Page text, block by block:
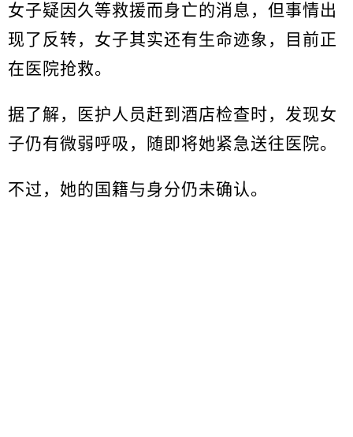
女子疑因久等救援而身亡的消息，但事情出
现了反转，女子其实还有生命迹象，目前正
在医院抢救。
据了解，医护人员赶到酒店检查时，发现女
子仍有微弱呼吸，随即将她紧急送往医院。
不过，她的国籍与身分仍未确认。